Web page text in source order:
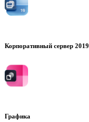
Корпоративный сервер 2019
Графика